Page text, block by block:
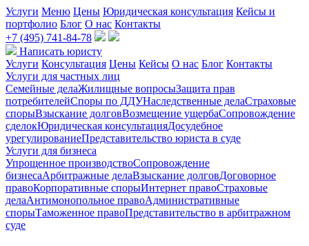
Услуги Меню Цены Юридическая консультация Кейсы и
портфолио Блог О нас Контакты
+7 (495) 741-84-78
Написать юристу
Услуги Консультация Цены Кейсы О нас Блог Контакты
Услуги для частных лиц
Семейные делаЖилищные вопросыЗащита прав
потребителейСпоры по ДДУНаследственные делаСтраховые
спорыВзыскание долговВозмещение ущербаСопровождение
сделокЮридическая консультацияДосудебное
урегулированиеПредставительство юриста в суде
Услуги для бизнеса
Упрощенное производствоСопровождение
бизнесаАрбитражные делаВзыскание долговДоговорное
правоКорпоративные спорыИнтернет правоСтраховые
делаАнтимонопольное правоАдминистративные
спорыТаможенное правоПредставительство в арбитражном
суде